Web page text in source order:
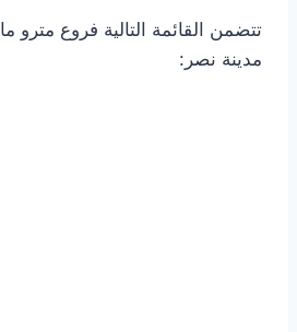
تتضمن القائمة التالية فروع مترو
مدينة نصر: